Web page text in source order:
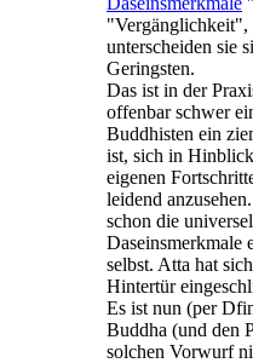
"Vergänglichkeit",
unterscheiden sie
Geringsten.
Das ist in der
offenbar schwer
Buddhisten ein
ist, sich in
eigenen
leidend
schon die
Daseinsmerkmale
selbst. Atta hat
Hintertür
Es ist nun (per
Buddha (und den
solchen Vorwurf